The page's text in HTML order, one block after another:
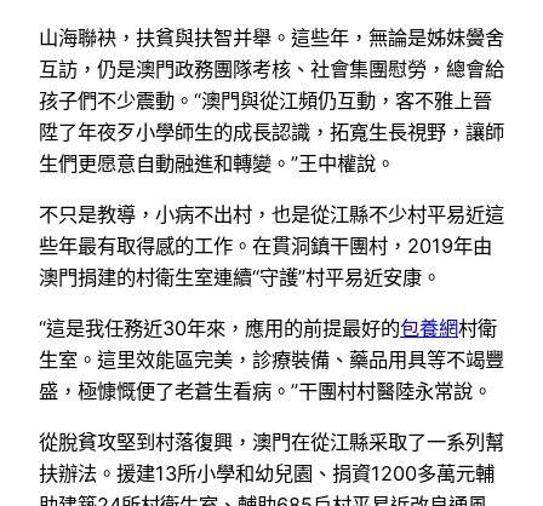
山海聯袂，扶貧與扶智并舉。這些年，無論是姊妹黌舍
互訪，仍是澳門政務團隊考核、社會集團慰勞，總會給
孩子們不少震動。“澳門與從江頻仍互動，客不雅上晉
陞了年夜歹小學師生的成長認識，拓寬生長視野，讓師
生們更愿意自動融進和轉變。”王中權說。
不只是教導，小病不出村，也是從江縣不少村平易近這
些年最有取得感的工作。在貫洞鎮干團村，2019年由
澳門捐建的村衛生室連續“守護”村平易近安康。
“這是我任務近30年來，應用的前提最好的包養網村衛
生室。這里效能區完美，診療裝備、藥品用具等不竭豐
盛，極慷慨便了老蒼生看病。”干團村村醫陸永常說。
從脫貧攻堅到村落復興，澳門在從江縣采取了一系列幫
扶辦法。援建13所小學和幼兒園、捐資1200多萬元輔